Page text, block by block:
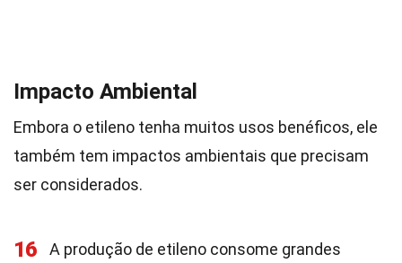
Impacto Ambiental
Embora o etileno tenha muitos usos benéficos, ele
também tem impactos ambientais que precisam
ser considerados.
16
A produção de etileno consome grandes